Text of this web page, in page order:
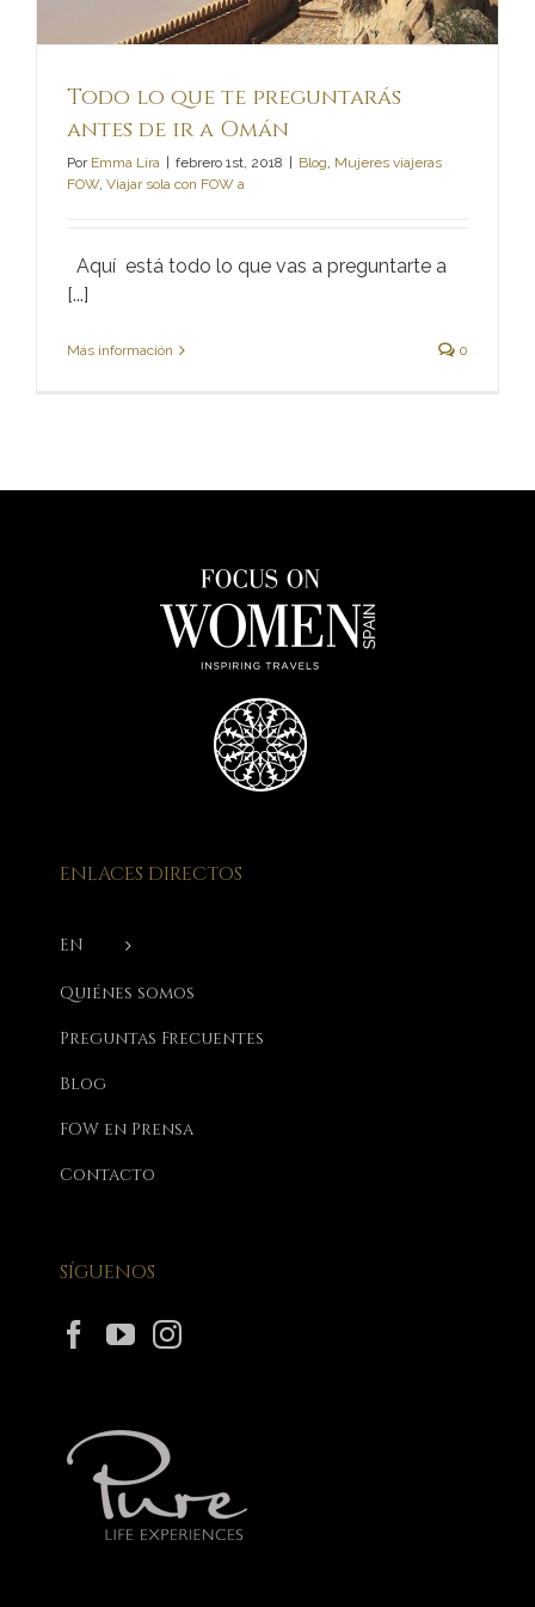
Todo lo que te preguntarás
antes de ir a Omán
Por Emma Lira | febrero 1st, 2018 | Blog, Mujeres viajeras
FOW, Viajar sola con FOW a
Aquí está todo lo que vas a preguntarte a
[...]
Más información 0
ENLACES DIRECTOS
EN
Quiénes somos
Preguntas Frecuentes
Blog
FOW en Prensa
Contacto
SÍGUENOS